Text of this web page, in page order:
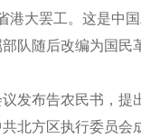
大罢工。这是中
后改编为国民
布告农民书，提
北方区执行委员会